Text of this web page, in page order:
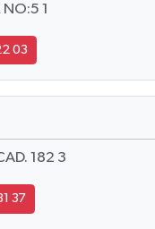
1
03
182 3
37